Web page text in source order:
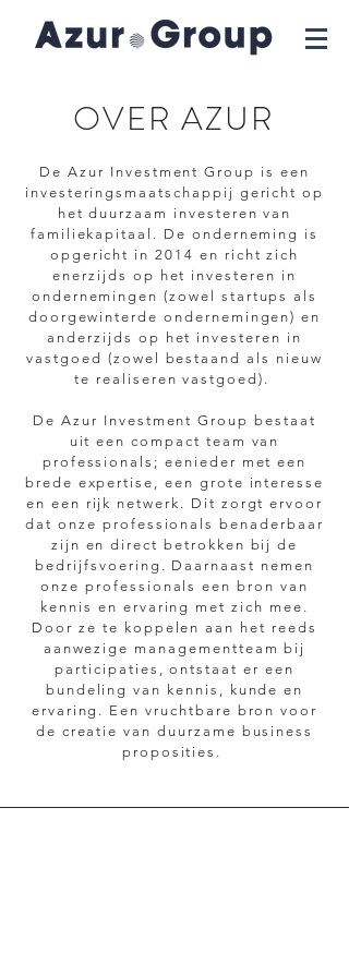
OVER AZUR
De Azur Investment Group is een
investeringsmaatschappij gericht op
het duurzaam investeren van
familiekapitaal. De onderneming is
opgericht in 2014 en richt zich
enerzijds op het investeren in
ondernemingen (zowel startups als
doorgewinterde ondernemingen) en
anderzijds op het investeren in
vastgoed (zowel bestaand als nieuw
te realiseren vastgoed).
De Azur Investment Group bestaat
uit een compact team van
professionals; eenieder met een
brede expertise, een grote interesse
en een rijk netwerk. Dit zorgt ervoor
dat onze professionals benaderbaar
zijn en direct betrokken bij de
bedrijfsvoering. Daarnaast nemen
onze professionals een bron van
kennis en ervaring met zich mee.
Door ze te koppelen aan het reeds
aanwezige managementteam bij
participaties, ontstaat er een
bundeling van kennis, kunde en
ervaring. Een vruchtbare bron voor
de creatie van duurzame business
proposities.